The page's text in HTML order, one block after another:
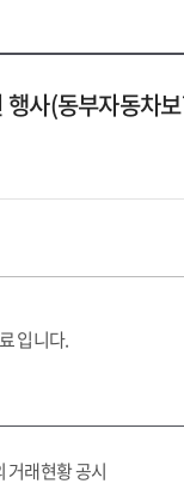
사(동부자동차
입니다.
거래현황 공시